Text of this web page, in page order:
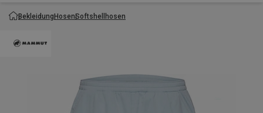
BekleidungHosenSoftshellhosen